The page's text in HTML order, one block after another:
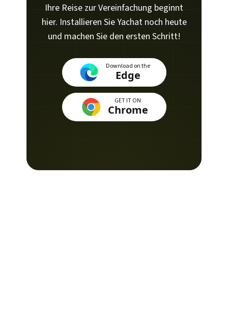
Ihre Reise zur Vereinfachung beginnt
hier. Installieren Sie Yachat noch heute
und machen Sie den ersten Schritt!
Download on the
Edge
GET IT ON
Chrome